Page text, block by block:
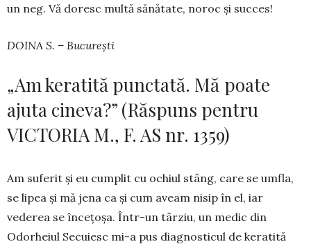
un neg. Vă doresc multă sănătate, noroc și succes!
DOINA S. – București
„Am keratită punctată. Mă poate
ajuta cineva?” (Răspuns pentru
VICTORIA M., F. AS nr. 1359)
Am suferit și eu cumplit cu ochiul stâng, care se umfla,
se lipea și mă jena ca și cum aveam nisip în el, iar
vederea se înce­țoșa. Într-un târziu, un medic din
Odorheiul Secuiesc mi-a pus diag­nosticul de keratită